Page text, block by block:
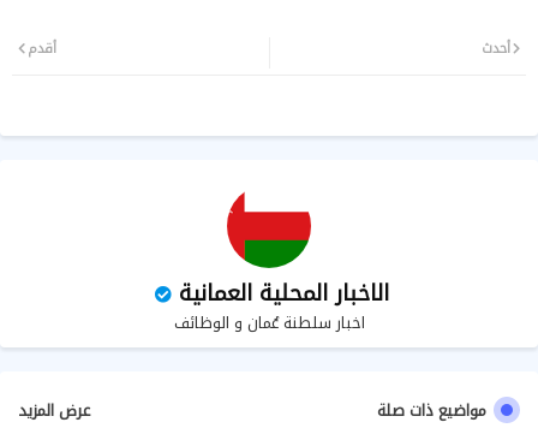
ب
أحدث أقدم
الاخبار المحلية العمانية
اخبار سلطنة عُمان و الوظائف
مواضيع ذات صلة عرض المزيد